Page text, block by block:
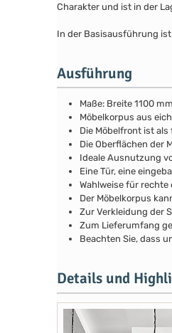
Charakter und ist in der
In der Basisausführung
Ausführung
Maße: Breite 1100
Möbelkorpus aus
Die Möbelfront ist
Die Oberflächen der
Ideale Ausnutzung
Eine Tür, eine
Wahlweise für rechte
Der Möbelkorpus
Zur Verkleidung der
Zum Lieferumfang
Beachten Sie, dass
Details und